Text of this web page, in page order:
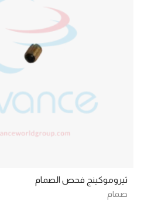
ثيروموكينج فحص الصمام
صمام